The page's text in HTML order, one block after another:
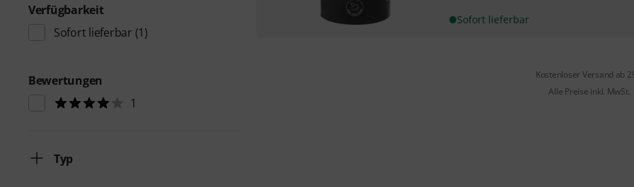
Verfügbarkeit
Sofort lieferbar (1)
Bewertungen
1
Typ
Sofort lieferbar
Kostenloser Versand ab
Alle Preise inkl. MwSt.